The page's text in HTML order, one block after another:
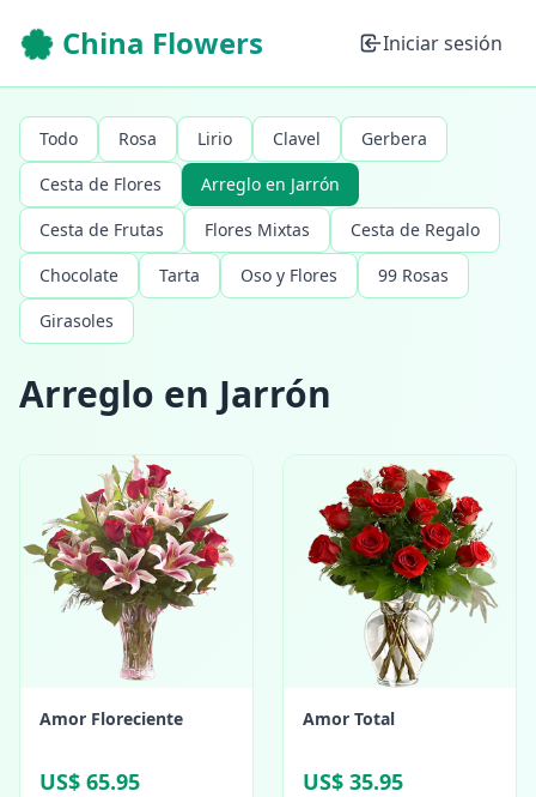
🌸 China Flowers Iniciar sesión
Todo Rosa Lirio Clavel
Gerbera
Cesta de Flores
Arreglo en Jarrón
Cesta de Frutas
Flores Mixtas
Cesta de Regalo
Chocolate
Tarta Oso y Flores
99 Rosas
Girasoles
Arreglo en Jarrón
Amor Floreciente
US$ 65.95
Amor Total
US$ 35.95